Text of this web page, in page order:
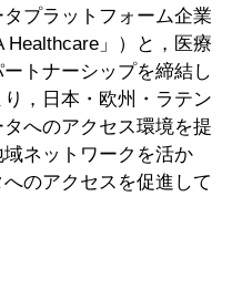
プラットフォーム企業
Healthcare」）と，医療
トナーシップを締結し
，日本・欧州・ラテン
へのアクセス環境を提
ネットワークを活か
のアクセスを促進して